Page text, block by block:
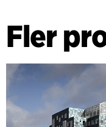
Fler